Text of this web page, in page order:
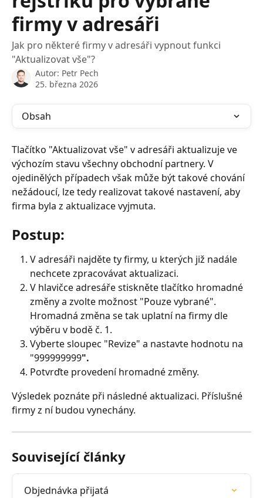
firmy v adresáři
Jak pro některé firmy v adresáři vypnout funkci
"Aktualizovat vše"?
Autor: Petr Pech
25. března 2026
Obsah
Tlačítko "Aktualizovat vše" v adresáři aktualizuje ve
výchozím stavu všechny obchodní partnery. V
ojedinělých případech však může být takové chování
nežádoucí, lze tedy realizovat takové nastavení, aby
firma byla z aktualizace vyjmuta.
Postup:
V adresáři najděte ty firmy, u kterých již nadále
nechcete zpracovávat aktualizaci.
V hlavičce adresáře stiskněte tlačítko hromadné
změny a zvolte možnost "Pouze vybrané".
Hromadná změna se tak uplatní na firmy dle
výběru v bodě č. 1.
Vyberte sloupec "Revize" a nastavte hodnotu na
"999999999".
Potvrďte provedení hromadné změny.
Výsledek poznáte při následné aktualizaci. Příslušné
firmy z ní budou vynechány.
Související články
Objednávka přijatá